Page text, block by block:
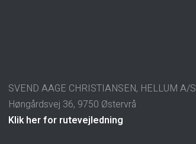
SVEND AAGE CHRISTIANSEN, HELLUM A/S
Høngårdsvej 36, 9750 Østervrå
Klik her for rutevejledning